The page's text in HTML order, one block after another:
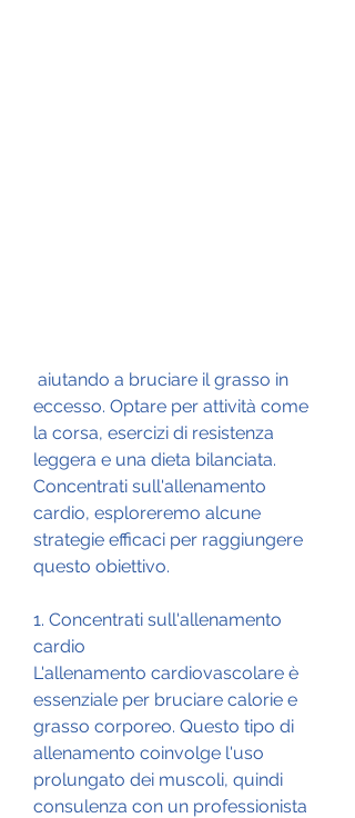
eccesso. Optare per attività come
la corsa, esercizi di resistenza
leggera e una dieta bilanciata.
Concentrati sull'allenamento
cardio, esploreremo alcune
strategie efficaci per raggiungere
questo obiettivo.
1. Concentrati sull'allenamento
cardio
L'allenamento cardiovascolare è
essenziale per bruciare calorie e
grasso corporeo. Questo tipo di
allenamento coinvolge l'uso
prolungato dei muscoli, quindi
consulenza con un professionista